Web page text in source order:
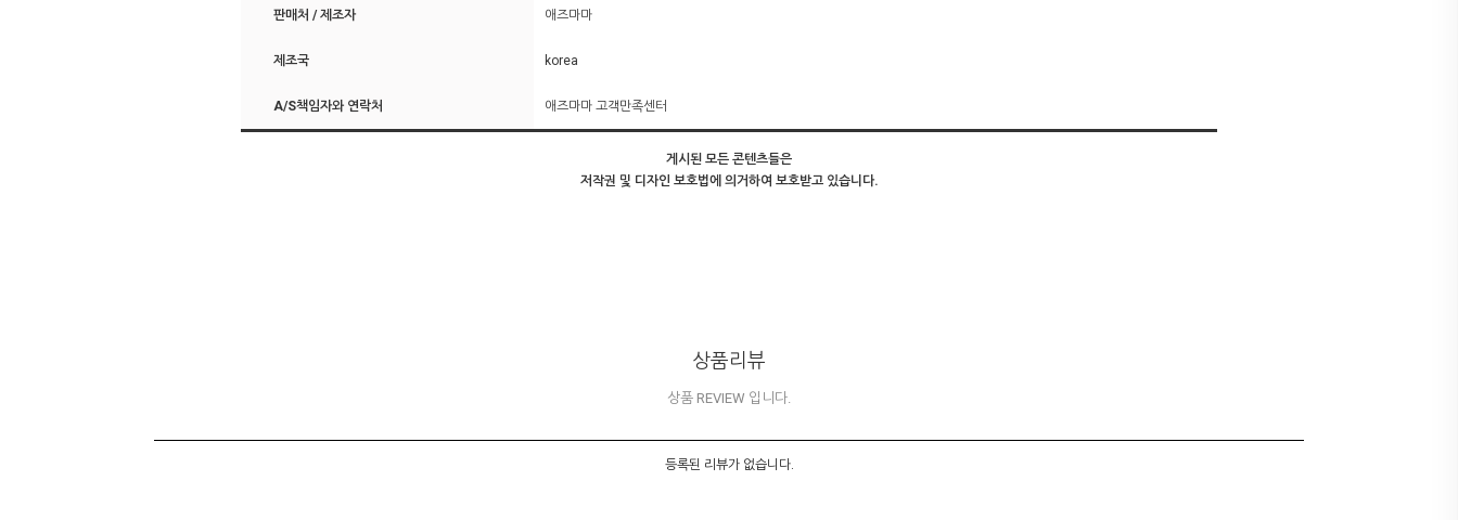
판매처 / 제조자 애즈마마
제조국 korea
A/S책임자와 연락처 애즈마마 고객만족센터
게시된 모든 콘텐츠들은
저작권 및 디자인 보호법에 의거하여 보호받고 있습니다.
상품리뷰
상품 REVIEW 입니다.
등록된 리뷰가 없습니다.